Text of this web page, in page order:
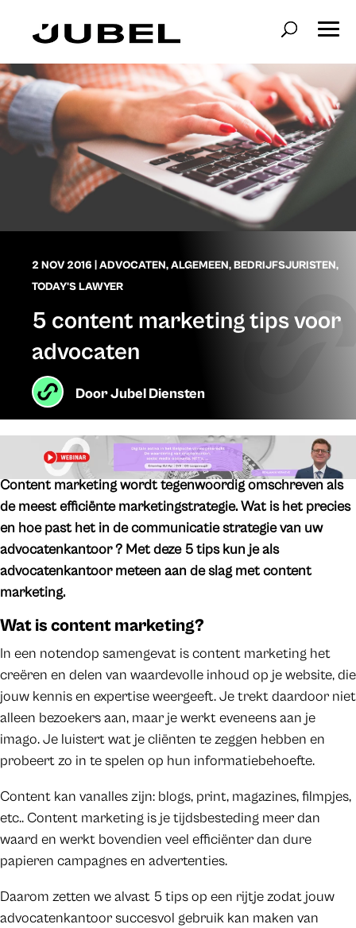
2 NOV 2016 ADVOCATEN,ALGEMEEN,BEDRIJFSJURISTEN,
TODAY'S LAWYER
5 content marketing tips voor
advocaten
DoorJubel Diensten
Content marketing wordt tegenwoordig omschreven als
de meest efficiënte marketingstrategie. Wat is het precies
en hoe past het in de communicatie strategie van uw
advocatenkantoor ? Met deze 5 tips kun je als
advocatenkantoor meteen aan de slag met content
marketing.
Wat is content marketing?
In een notendop samengevat is content marketing het
creëren en delen van waardevolle inhoud op je website, die
jouw kennis en expertise weergeeft. Je trekt daardoor niet
alleen bezoekers aan, maar je werkt eveneens aan je
imago. Je luistert wat je cliënten te zeggen hebben en
probeert zo in te spelen op hun informatiebehoefte.
Content kan vanalles zijn: blogs, print, magazines, filmpjes,
etc.. Content marketing is je tijdsbesteding meer dan
waard en werkt bovendien veel efficiënter dan dure
papieren campagnes en advertenties.
Daarom zetten we alvast 5 tips op een rijtje zodat jouw
advocatenkantoor succesvol gebruik kan maken van